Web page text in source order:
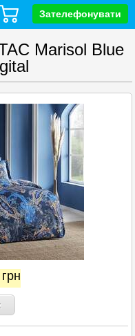
Зателефонувати
Marisol Blue
грн